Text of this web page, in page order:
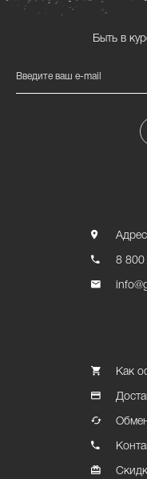
Быть в
Введите ваш e-mail
8 800
Как